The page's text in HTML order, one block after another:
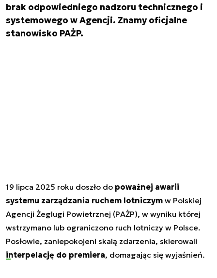
brak odpowiedniego nadzoru technicznego i
systemowego w Agencji. Znamy oficjalne
stanowisko PAŻP.
19 lipca 2025 roku doszło do poważnej awarii
systemu zarządzania ruchem lotniczym w Polskiej
Agencji Żeglugi Powietrznej (PAŻP), w wyniku której
wstrzymano lub ograniczono ruch lotniczy w Polsce.
Posłowie, zaniepokojeni skalą zdarzenia, skierowali
interpelację do premiera, domagając się wyjaśnień.